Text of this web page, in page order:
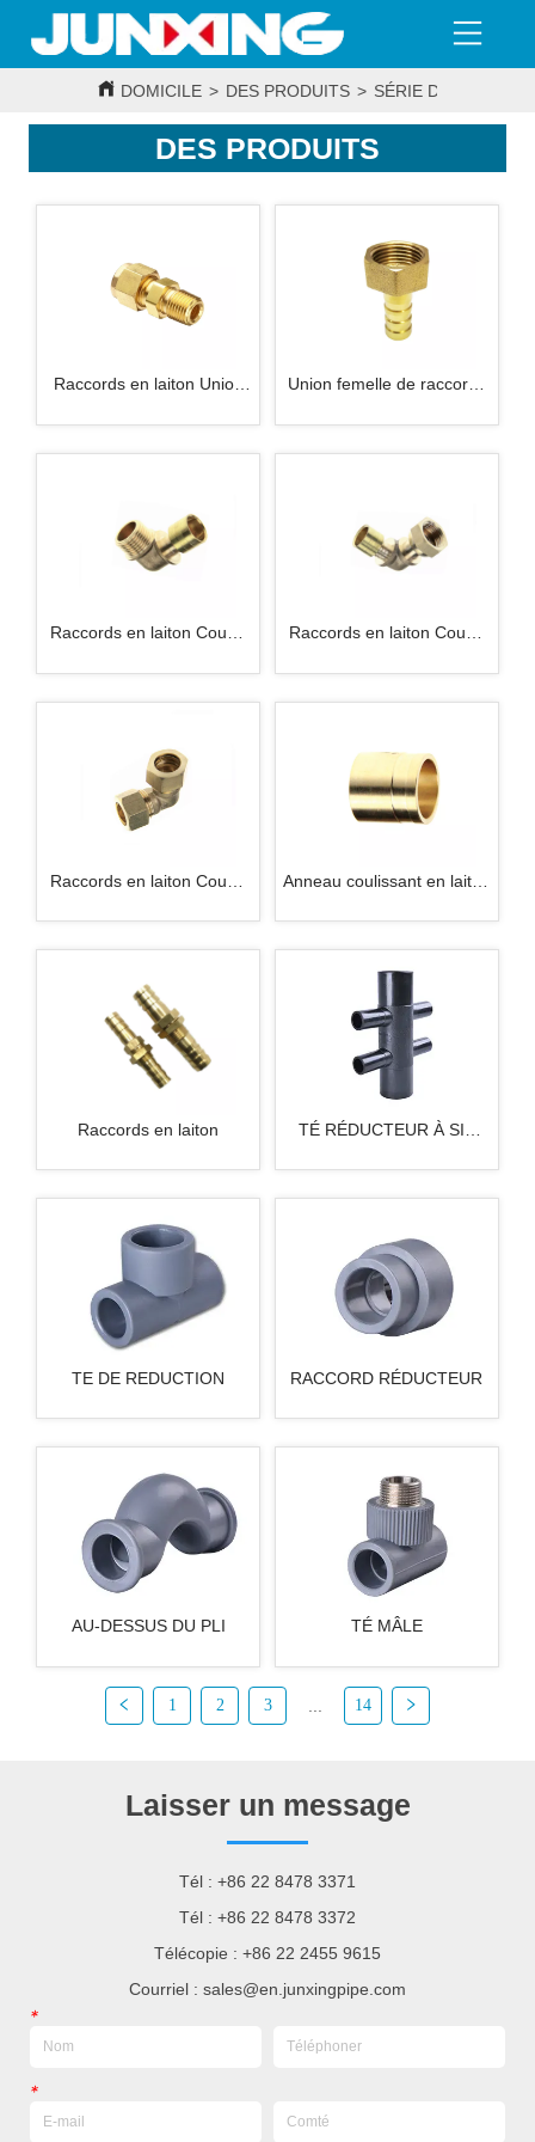
DOMICILE > DES PRODUITS > SÉRIE DE
DES PRODUITS
Raccords en laiton Union
Union femelle de raccords
Raccords en laiton Coude
Raccords en laiton Coude
Raccords en laiton Coude
Anneau coulissant en laiton
Raccords en laiton
TÉ RÉDUCTEUR À SIX
TE DE REDUCTION RACCORD RÉDUCTEUR
AU-DESSUS DU PLI TÉ MÂLE
1 2 3 14
Laisser un message
Tél : +86 22 8478 3371
Tél : +86 22 8478 3372
Télécopie : +86 22 2455 9615
Courriel : sales@en.junxingpipe.com
*
*